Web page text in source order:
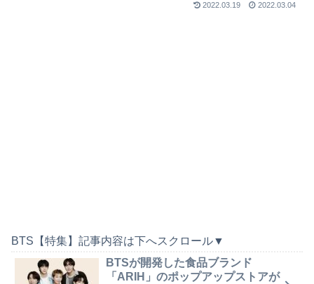
2022.03.19 2022.03.04
BTS【特集】記事内容は下へスクロール▼
BTSが開発した食品ブランド
「ARIH」のポップアップストアが